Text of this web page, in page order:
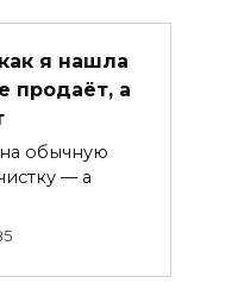
я нашла
продаёт, а
обычную
— а